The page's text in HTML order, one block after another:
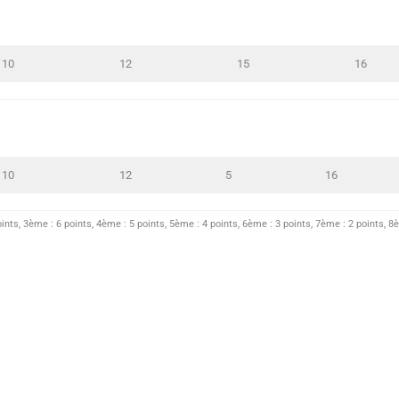
10 12 15 16
10 12 5 16
3ème : 6 points, 4ème : 5 points, 5ème : 4 points, 6ème : 3 points, 7ème : 2 points,